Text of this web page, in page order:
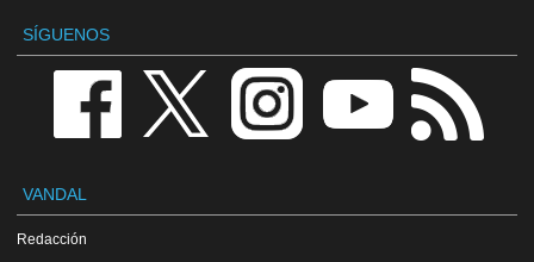
SÍGUENOS
VANDAL
Redacción